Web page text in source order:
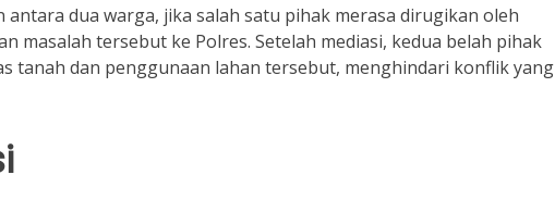
dua warga, jika salah satu pihak merasa dirugikan oleh
masalah tersebut ke Polres. Setelah mediasi, kedua belah pihak
tanah dan penggunaan lahan tersebut, menghindari konflik yang